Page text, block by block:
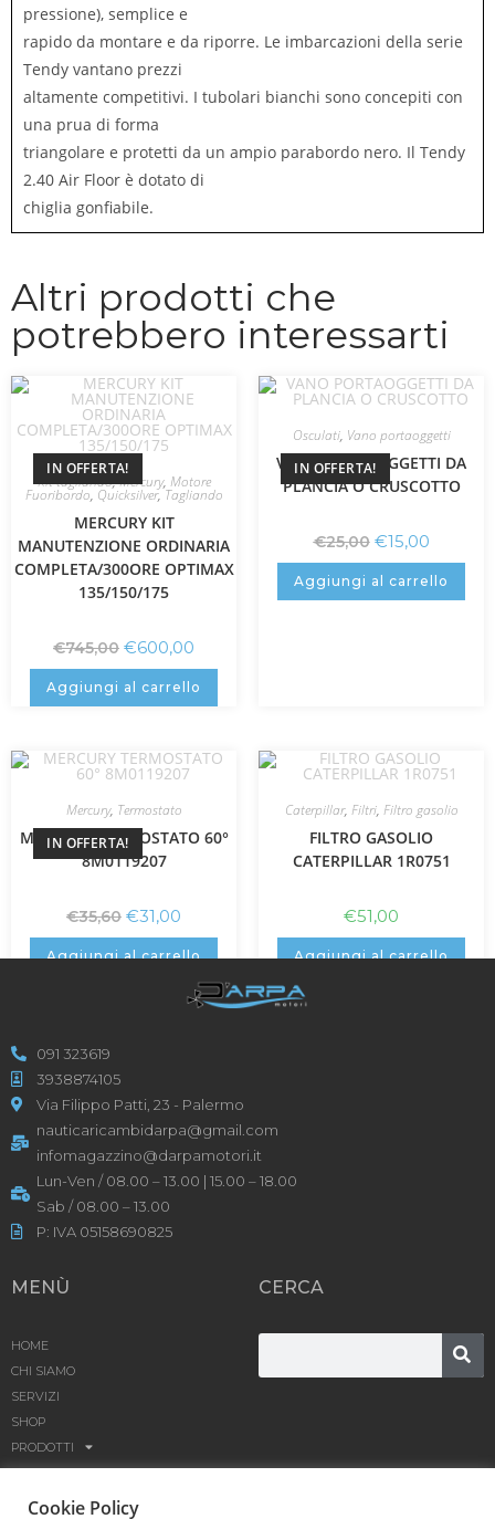
pressione), semplice e
rapido da montare e da riporre. Le imbarcazioni della serie
Tendy vantano prezzi
altamente competitivi. I tubolari bianchi sono concepiti con
una prua di forma
triangolare e protetti da un ampio parabordo nero. Il Tendy
2.40 Air Floor è dotato di
chiglia gonfiabile.
Altri prodotti che
potrebbero interessarti
IN OFFERTA!
Kit tagliando,Mercury, Motore
Fuoribordo, Quicksilver,Tagliando
MERCURY KIT
MANUTENZIONE ORDINARIA
COMPLETA/300ORE OPTIMAX
135/150/175
€745,00 €600,00
Aggiungi al carrello
IN OFFERTA!
Osculati, Vano portaoggetti
VANO PORTAOGGETTI DA
PLANCIA O CRUSCOTTO
€25,00 €15,00
Aggiungi al carrello
IN OFFERTA!
Mercury, Termostato
MERCURY TERMOSTATO 60°
8M0119207
€35,60 €31,00
Aggiungi al carrello
Caterpillar, Filtri, Filtro gasolio
FILTRO GASOLIO
CATERPILLAR 1R0751
€51,00
Aggiungi al carrello
091 323619
3938874105
Via Filippo Patti, 23 - Palermo
nauticaricambidarpa@gmail.com
infomagazzino@darpamotori.it
Lun-Ven / 08.00 – 13.00 | 15.00 – 18.00
Sab / 08.00 – 13.00
P: IVA 05158690825
MENÙ
HOME
CHI SIAMO
SERVIZI
SHOP
PRODOTTI
BLOG
CONTATTACI
CERCA
Cookie Policy